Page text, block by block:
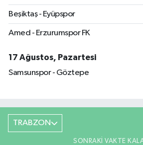
Beşiktaş - Eyüpspor
Amed - Erzurumspor FK
17 Ağustos, Pazartesi
Samsunspor - Göztepe
TRABZON
SONRAKI VAKTE